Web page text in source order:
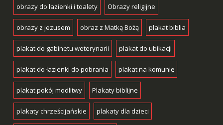
obrazy do łazienki i toalety Obrazy religijne
obrazy z jezusem obraz z Matką Bożą plakat biblia
plakat do gabinetu weterynarii plakat do ubikacji
plakat do łazienki do pobrania plakat na komunię
plakat pokój modlitwy Plakaty biblijne
plakaty chrześcijańskie plakaty dla dzieci